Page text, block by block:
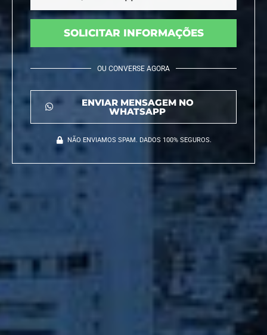
SOLICITAR INFORMAÇÕES
OU CONVERSE AGORA
ENVIAR MENSAGEM NO
WHATSAPP
NÃO ENVIAMOS SPAM. DADOS 100% SEGUROS.